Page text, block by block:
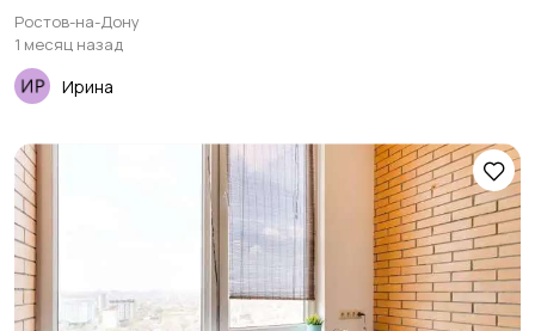
Ростов-на-Дону
1 месяц назад
Ирина